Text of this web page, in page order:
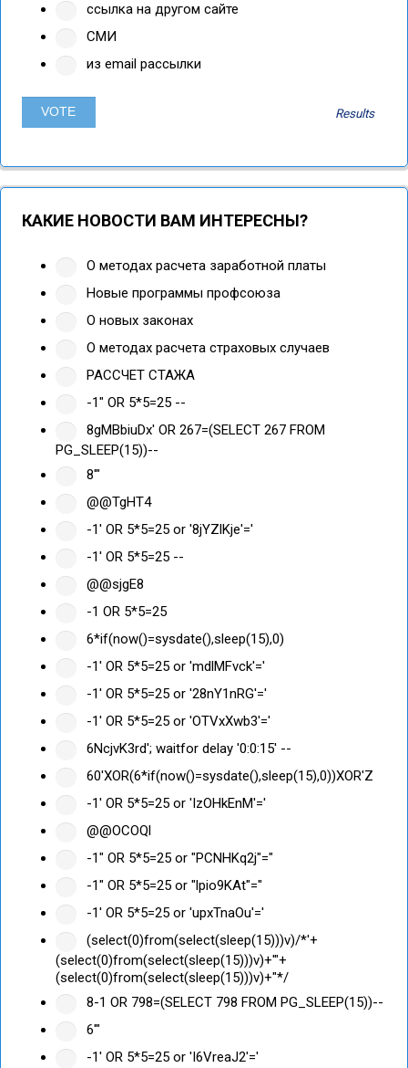
ссылка на другом сайте
СМИ
из email рассылки
Results
КАКИЕ НОВОСТИ ВАМ ИНТЕРЕСНЫ?
О методах расчета заработной платы
Новые программы профсоюза
О новых законах
О методах расчета страховых случаев
РАССЧЕТ СТАЖА
-1" OR 5*5=25 --
8gMBbiuDx' OR 267=(SELECT 267 FROM
PG_SLEEP(15))--
8'"
@@TgHT4
-1' OR 5*5=25 or '8jYZlKje'='
-1' OR 5*5=25 --
@@sjgE8
-1 OR 5*5=25
6*if(now()=sysdate(),sleep(15),0)
-1' OR 5*5=25 or 'mdlMFvck'='
-1' OR 5*5=25 or '28nY1nRG'='
-1' OR 5*5=25 or 'OTVxXwb3'='
6NcjvK3rd'; waitfor delay '0:0:15' --
60'XOR(6*if(now()=sysdate(),sleep(15),0))XOR'Z
-1' OR 5*5=25 or 'IzOHkEnM'='
@@OCOQl
-1" OR 5*5=25 or "PCNHKq2j"="
-1" OR 5*5=25 or "lpio9KAt"="
-1' OR 5*5=25 or 'upxTnaOu'='
(select(0)from(select(sleep(15)))v)/*'+
(select(0)from(select(sleep(15)))v)+'"+
(select(0)from(select(sleep(15)))v)+"*/
8-1 OR 798=(SELECT 798 FROM PG_SLEEP(15))--
6'"
-1' OR 5*5=25 or 'I6VreaJ2'='